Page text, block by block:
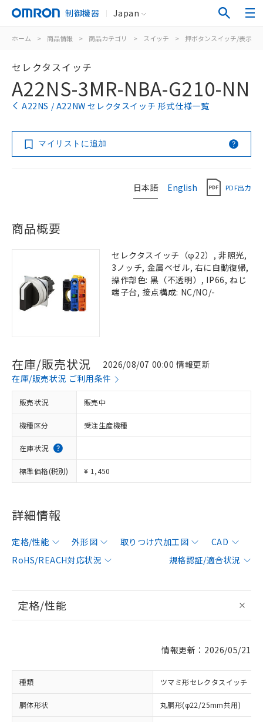
制御機器 Japan
ホーム > 商品情報 > 商品カテゴリ > スイッチ > 押ボタンスイッチ/表示灯
セレクタスイッチ
A22NS-3MR-NBA-G210-NN
A22NS / A22NW セレクタスイッチ 形式仕様一覧
マイリストに追加
日本語 English PDF出力
商品概要
セレクタスイッチ（φ22）, 非照光,
3ノッチ, 金属ベゼル, 右に自動復帰,
操作部色: 黒（不透明）, IP66, ねじ
端子台, 接点構成: NC/NO/-
在庫/販売状況
2026/08/07 00:00 情報更新
在庫/販売状況 ご利用条件
販売状況 販売中
機種区分 受注生産機種
在庫状況
標準価格(税別) ¥ 1,450
詳細情報
定格/性能 外形図 取りつけ穴加工図
CAD
RoHS/REACH対応状況
規格認証/適合状況
定格/性能
情報更新：2026/05/21
種類 ツマミ形セレクタスイッチ
胴体形状 丸胴形(φ22/25mm共用)